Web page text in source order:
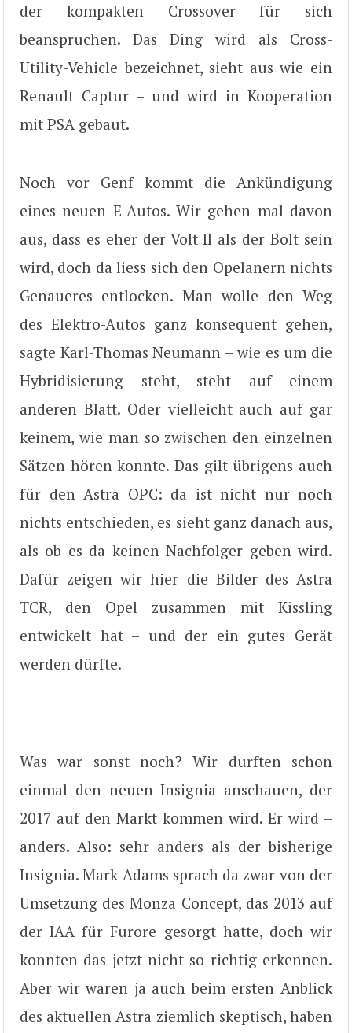
der kompakten Crossover für sich
beanspruchen. Das Ding wird als Cross-
Utility-Vehicle bezeichnet, sieht aus wie ein
Renault Captur – und wird in Kooperation
mit PSA gebaut.
Noch vor Genf kommt die Ankündigung
eines neuen E-Autos. Wir gehen mal davon
aus, dass es eher der Volt II als der Bolt sein
wird, doch da liess sich den Opelanern nichts
Genaueres entlocken. Man wolle den Weg
des Elektro-Autos ganz konsequent gehen,
sagte Karl-Thomas Neumann – wie es um die
Hybridisierung steht, steht auf einem
anderen Blatt. Oder vielleicht auch auf gar
keinem, wie man so zwischen den einzelnen
Sätzen hören konnte. Das gilt übrigens auch
für den Astra OPC: da ist nicht nur noch
nichts entschieden, es sieht ganz danach aus,
als ob es da keinen Nachfolger geben wird.
Dafür zeigen wir hier die Bilder des Astra
TCR, den Opel zusammen mit Kissling
entwickelt hat – und der ein gutes Gerät
werden dürfte.
Was war sonst noch? Wir durften schon
einmal den neuen Insignia anschauen, der
2017 auf den Markt kommen wird. Er wird –
anders. Also: sehr anders als der bisherige
Insignia. Mark Adams sprach da zwar von der
Umsetzung des Monza Concept, das 2013 auf
der IAA für Furore gesorgt hatte, doch wir
konnten das jetzt nicht so richtig erkennen.
Aber wir waren ja auch beim ersten Anblick
des aktuellen Astra ziemlich skeptisch, haben